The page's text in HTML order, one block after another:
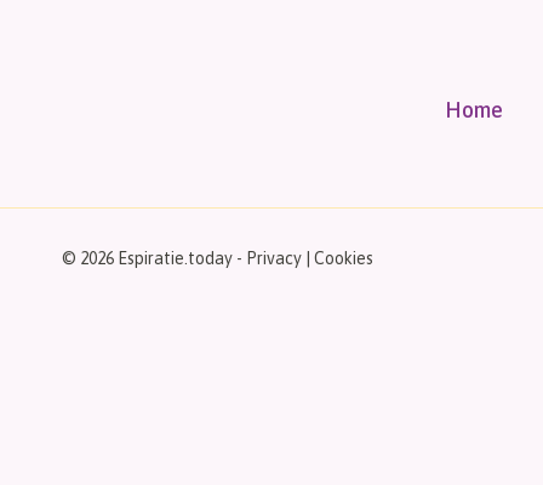
Home
© 2026 Espiratie.today - Privacy Cookies